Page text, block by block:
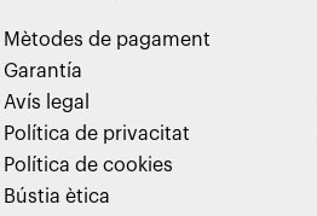
Mètodes de pagament
Garantía
Avís legal
Política de privacitat
Política de cookies
Bústia ètica